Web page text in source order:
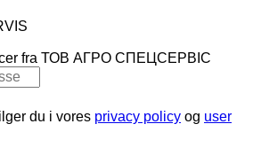
fra ТОВ АГРО СПЕЦСЕРВІС
du i vores privacy policy og user